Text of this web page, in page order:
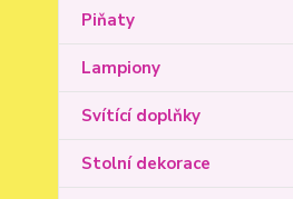
Piňaty
Lampiony
Svítící doplňky
Stolní dekorace